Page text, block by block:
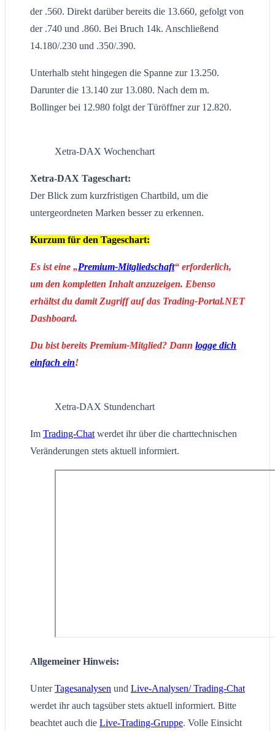
der .560. Direkt darüber bereits die 13.660, gefolgt von
der .740 und .860. Bei Bruch 14k. Anschließend
14.180/.230 und .350/.390.
Unterhalb steht hingegen die Spanne zur 13.250.
Darunter die 13.140 zur 13.080. Nach dem m.
Bollinger bei 12.980 folgt der Türöffner zur 12.820.
Xetra-DAX Wochenchart
Xetra-DAX Tageschart:
Der Blick zum kurzfristigen Chartbild, um die
untergeordneten Marken besser zu erkennen.
Kurzum für den Tageschart:
Es ist eine „Premium-Mitgliedschaft“ erforderlich,
um den kompletten Inhalt anzuzeigen. Ebenso
erhältst du damit Zugriff auf das Trading-Portal.NET
Dashboard.
Du bist bereits Premium-Mitglied? Dann logge dich
einfach ein!
Xetra-DAX Stundenchart
Im Trading-Chat werdet ihr über die charttechnischen
Veränderungen stets aktuell informiert.
Allgemeiner Hinweis:
UnterTagesanalysen und Live-Analysen/ Trading-Chat
werdet ihr auch tagsüber stets aktuell informiert. Bitte
beachtet auch die Live-Trading-Gruppe. Volle Einsicht